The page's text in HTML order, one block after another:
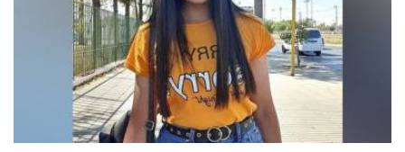
Tribunales
Política